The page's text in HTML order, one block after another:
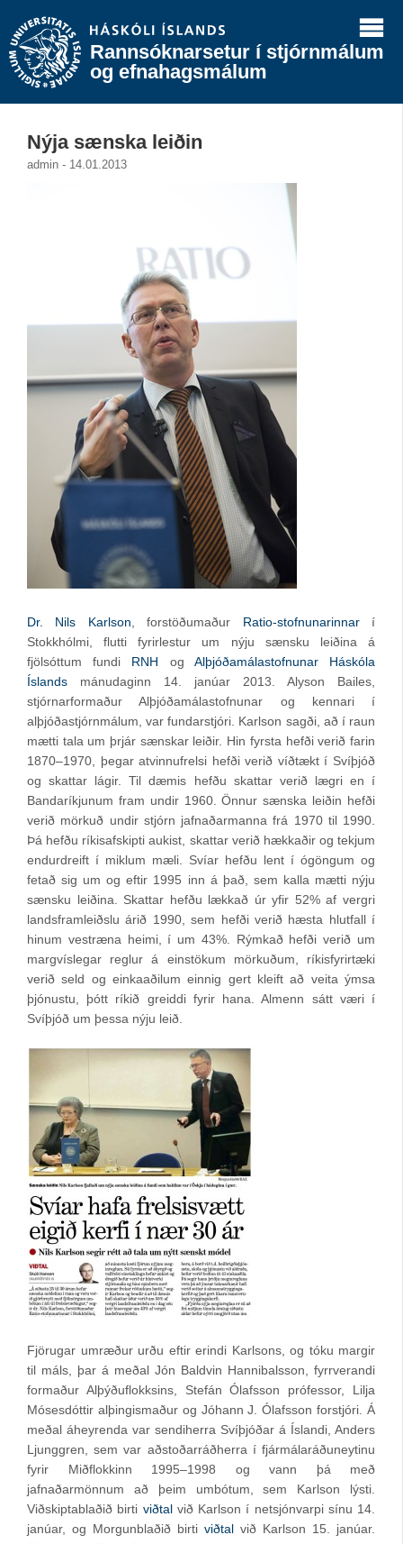
Rannsóknarsetur í stjórnmálum
og efnahagsmálum
Nýja sænska leiðin
admin - 14.01.2013
Dr. Nils Karlson , forstöðumaður Ratio-stofnunarinnarí
Stokkhólmi, flutti fyrirlestur um nýju sænsku leiðina á
fjölsóttum fundi RNH og Alþjóðamálastofnunar Háskóla
Íslands mánudaginn 14. janúar 2013. Alyson Bailes,
stjórnarformaður Alþjóðamálastofnunar og kennari í
alþjóðastjórnmálum, var fundarstjóri. Karlson sagði, að í raun
mætti tala um þrjár sænskar leiðir. Hin fyrsta hefði verið farin
1870–1970, þegar atvinnufrelsi hefði verið víðtækt í Svíþjóð
og skattar lágir. Til dæmis hefðu skattar verið lægri en í
Bandaríkjunum fram undir 1960. Önnur sænska leiðin hefði
verið mörkuð undir stjórn jafnaðarmanna frá 1970 til 1990.
Þá hefðu ríkisafskipti aukist, skattar verið hækkaðir og tekjum
endurdreift í miklum mæli. Svíar hefðu lent í ógöngum og
fetað sig um og eftir 1995 inn á það, sem kalla mætti nýju
sænsku leiðina. Skattar hefðu lækkað úr yfir 52% af vergri
landsframleiðslu árið 1990, sem hefði verið hæsta hlutfall í
hinum vestræna heimi, í um 43%. Rýmkað hefði verið um
margvíslegar reglur á einstökum mörkuðum, ríkisfyrirtæki
verið seld og einkaaðilum einnig gert kleift að veita ýmsa
þjónustu, þótt ríkið greiddi fyrir hana. Almenn sátt væri í
Svíþjóð um þessa nýju leið.
Fjörugar umræður urðu eftir erindi Karlsons, og tóku margir
til máls, þar á meðal Jón Baldvin Hannibalsson, fyrrverandi
formaður Alþýðuflokksins, Stefán Ólafsson prófessor, Lilja
Mósesdóttir alþingismaður og Jóhann J. Ólafsson forstjóri. Á
meðal áheyrenda var sendiherra Svíþjóðar á Íslandi, Anders
Ljunggren, sem var aðstoðarráðherra í fjármálaráðuneytinu
fyrir Miðflokkinn 1995–1998 og vann þá með
jafnaðarmönnum að þeim umbótum, sem Karlson lýsti.
Viðskiptablaðið birti viðtalvið Karlson í netsjónvarpi sínu 14.
janúar, og Morgunblaðið birti viðtal við Karlson 15. janúar.